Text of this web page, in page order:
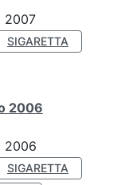
2007
SIGARETTA
2006
2006
SIGARETTA